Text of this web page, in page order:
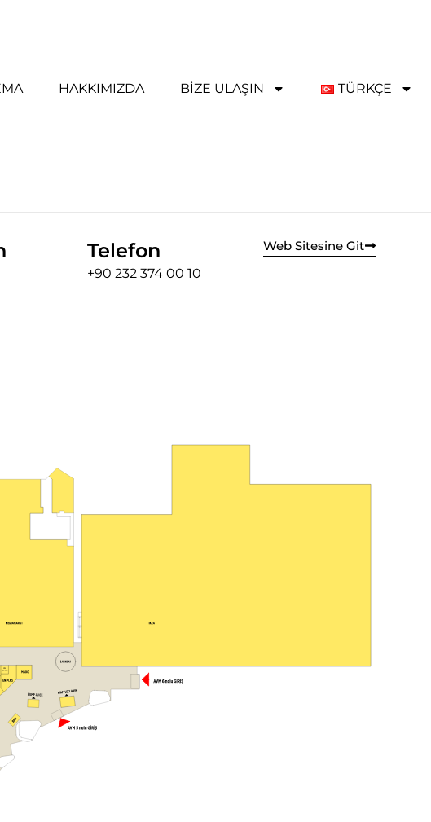
HAKKIMIZDA BIZE ULAŞIN TÜRKÇE
Telefon
+90 232 374 00 10
Web Sitesine Git